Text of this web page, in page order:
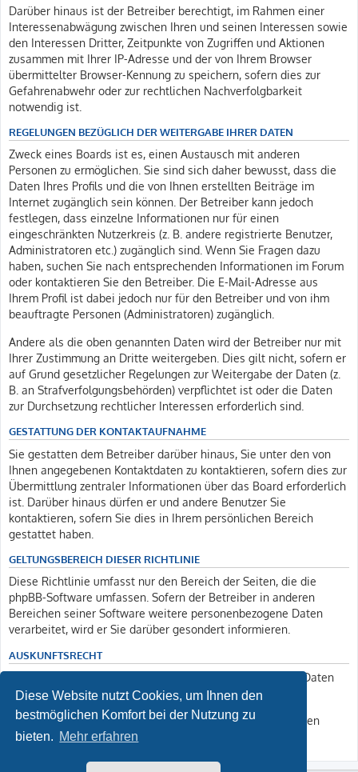
Diese Website nutzt Cookies, um Ihnen den
bestmöglichen Komfort bei der Nutzung zu
bieten. Mehr erfahren
Darüber hinaus ist der Betreiber berechtigt, im Rahmen einer
Interessenabwägung zwischen Ihren und seinen Interessen sowie
den Interessen Dritter, Zeitpunkte von Zugriffen und Aktionen
zusammen mit Ihrer IP-Adresse und der von Ihrem Browser
übermittelter Browser-Kennung zu speichern, sofern dies zur
Gefahrenabwehr oder zur rechtlichen Nachverfolgbarkeit
notwendig ist.
REGELUNGEN BEZÜGLICH DER WEITERGABE IHRER DATEN
Zweck eines Boards ist es, einen Austausch mit anderen
Personen zu ermöglichen. Sie sind sich daher bewusst, dass die
Daten Ihres Profils und die von Ihnen erstellten Beiträge im
Internet zugänglich sein können. Der Betreiber kann jedoch
festlegen, dass einzelne Informationen nur für einen
eingeschränkten Nutzerkreis (z. B. andere registrierte Benutzer,
Administratoren etc.) zugänglich sind. Wenn Sie Fragen dazu
haben, suchen Sie nach entsprechenden Informationen im Forum
oder kontaktieren Sie den Betreiber. Die E-Mail-Adresse aus
Ihrem Profil ist dabei jedoch nur für den Betreiber und von ihm
beauftragte Personen (Administratoren) zugänglich.
Andere als die oben genannten Daten wird der Betreiber nur mit
Ihrer Zustimmung an Dritte weitergeben. Dies gilt nicht, sofern er
auf Grund gesetzlicher Regelungen zur Weitergabe der Daten (z.
B. an Strafverfolgungsbehörden) verpflichtet ist oder die Daten
zur Durchsetzung rechtlicher Interessen erforderlich sind.
GESTATTUNG DER KONTAKTAUFNAHME
Sie gestatten dem Betreiber darüber hinaus, Sie unter den von
Ihnen angegebenen Kontaktdaten zu kontaktieren, sofern dies zur
Übermittlung zentraler Informationen über das Board erforderlich
ist. Darüber hinaus dürfen er und andere Benutzer Sie
kontaktieren, sofern Sie dies in Ihrem persönlichen Bereich
gestattet haben.
GELTUNGSBEREICH DIESER RICHTLINIE
Diese Richtlinie umfasst nur den Bereich der Seiten, die die
phpBB-Software umfassen. Sofern der Betreiber in anderen
Bereichen seiner Software weitere personenbezogene Daten
verarbeitet, wird er Sie darüber gesondert informieren.
AUSKUNFTSRECHT
Der Betreiber erteilt Ihnen auf Anfrage Auskunft, welche Daten
über Sie gespeichert sind.
Sie können jederzeit die Löschung bzw. Sperrung Ihrer Daten
verlangen. Kontaktieren Sie hierzu bitte den Betreiber.